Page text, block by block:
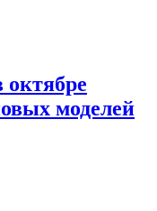
моделей